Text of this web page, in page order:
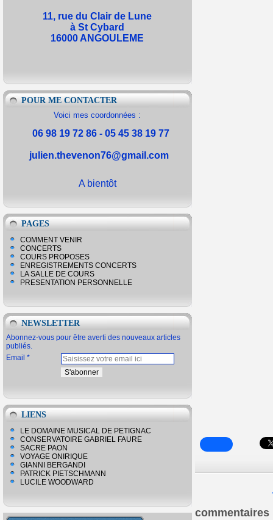
11, rue du Clair de Lune
à St Cybard
16000 ANGOULEME
POUR ME CONTACTER
Voici mes coordonnées :
06 98 19 72 86 - 05 45 38 19 77
julien.thevenon76@gmail.com
A bientôt
PAGES
COMMENT VENIR
CONCERTS
COURS PROPOSES
ENREGISTREMENTS CONCERTS
LA SALLE DE COURS
PRESENTATION PERSONNELLE
NEWSLETTER
Abonnez-vous pour être averti des nouveaux articles
publiés.
Email
LIENS
LE DOMAINE MUSICAL DE PETIGNAC
CONSERVATOIRE GABRIEL FAURE
SACRE PAON
VOYAGE ONIRIQUE
GIANNI BERGANDI
PATRICK PIETSCHMANN
LUCILE WOODWARD
commentaires